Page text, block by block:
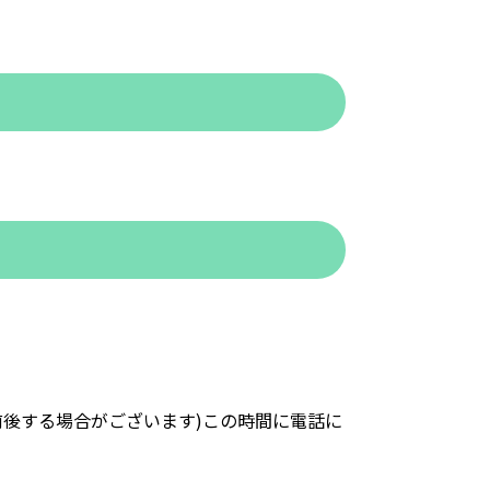
する場合がございます)この時間に電話に